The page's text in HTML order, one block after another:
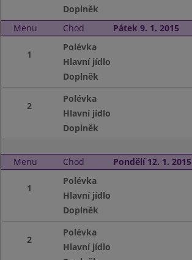
Doplněk
Menu
Chod Pátek 9. 1. 2015
1
Polévka
Hlavní jídlo
Doplněk
2
Polévka
Hlavní jídlo
Doplněk
Menu Chod Pondělí 12. 1. 2015
1
Polévka
Hlavní jídlo
Doplněk
2
Polévka
Hlavní jídlo